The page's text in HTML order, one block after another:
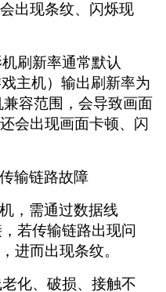
出现条纹、闪烁现
刷新率通常默认
主机）输出刷新率为
兼容范围，会导致画面
会出现画面卡顿、闪
输链路故障
，需通过数据线
若传输链路出现问
进而出现条纹。
化、破损、接触不